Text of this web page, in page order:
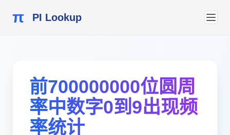
π PI Lookup
前700000000位圆周
率中数字0到9出现频
率统计